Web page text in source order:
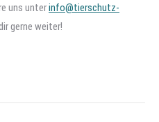
uns unterinfo@tierschutz-
gerne weiter!